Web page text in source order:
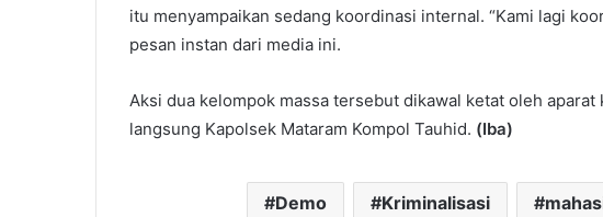
itu menyampaikan sedang koordinasi internal. “Kami lagi
pesan instan dari media ini.
Aksi dua kelompok massa tersebut dikawal ketat oleh
langsung Kapolsek Mataram Kompol Tauhid. (Iba)
Demo Kriminalisasi